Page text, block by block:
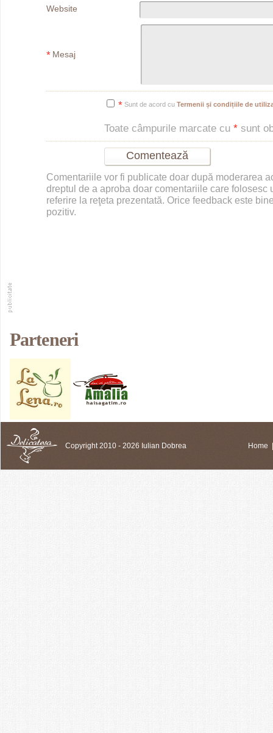
Website
* Mesaj
* Sunt de acord cu Termenii și condițiile de
Toate câmpurile marcate cu * sunt
Comentariile vor fi publicate doar după moderarea
dreptul de a aproba doar comentariile care folosesc
referire la reţeta prezentată. Orice feedback este
pozitiv.
Parteneri
Copyright 2010 - 2026 Iulian Dobrea Home |